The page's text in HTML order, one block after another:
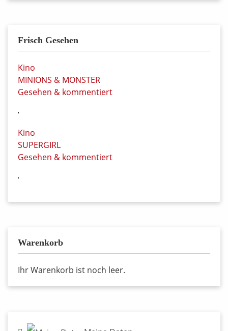
Frisch Gesehen
Kino
MINIONS & MONSTER
Gesehen & kommentiert
Kino
SUPERGIRL
Gesehen & kommentiert
Warenkorb
Ihr Warenkorb ist noch leer.